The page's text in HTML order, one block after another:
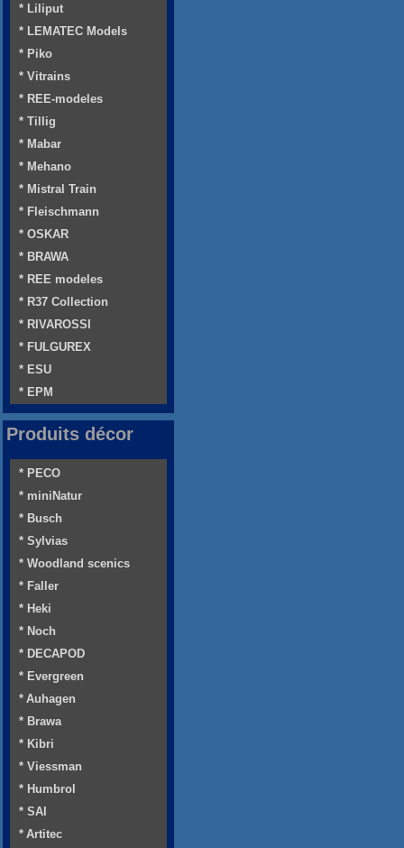
* Liliput
* LEMATEC Models
* Piko
* Vitrains
* REE-modeles
* Tillig
* Mabar
* Mehano
* Mistral Train
* Fleischmann
* OSKAR
* BRAWA
* REE modeles
* R37 Collection
* RIVAROSSI
* FULGUREX
* ESU
* EPM
Produits décor
* PECO
* miniNatur
* Busch
* Sylvias
* Woodland scenics
* Faller
* Heki
* Noch
* DECAPOD
* Evergreen
* Auhagen
* Brawa
* Kibri
* Viessman
* Humbrol
* SAI
* Artitec